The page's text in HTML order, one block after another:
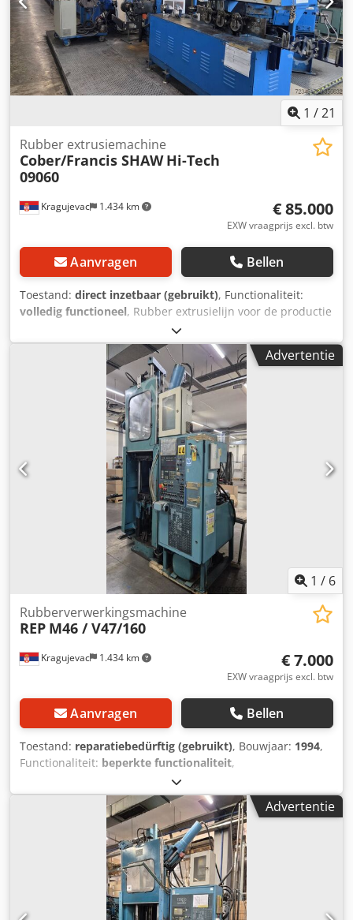
1 /21
Kragujevac 1.434 km
Rubber extrusiemachine
Cober/Francis SHAW Hi-Tech
09060
€ 85.000
EXW vraagprijs excl. btw
Aanvragen Bellen
Toestand: direct inzetbaar (gebruikt), Functionaliteit:
volledig functioneel, Rubber extrusielijn voor de productie
van rubberen extrusieprofielen Chodpsyn Ec Eofx Akkoa
Advertentie
1 / 6
Kragujevac 1.434 km
Rubberverwerkingsmachine
REP M46 / V47/160
€ 7.000
EXW vraagprijs excl. btw
Aanvragen Bellen
Toestand: reparatiebedürftig (gebruikt), Bouwjaar: 1994,
Functionaliteit: beperkte functionaliteit,
466EIF712N14 /
V47Y10D94502002, klemmkracht:1.800 kN, Twee REP
injectiepersen met plaatafmetingen van 510 x 430 mm,
sluitkracht van 180 ton en een injectiecapaciteit van 670
cm³. Bij de eerste machine is revisie van de cilinder en
vervanging van de afdichtingen nodig. Bij de tweede
machine ontbreken de hydraulische pomp, de
drukregelklep en de besturingskaart. Chedsyb Rw Uspfx
Akkja
Advertentie